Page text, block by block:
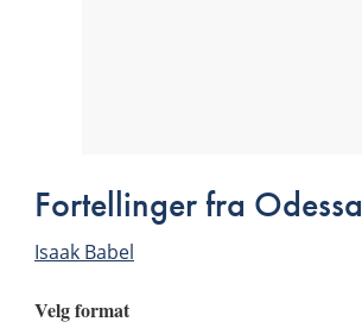
Fortellinger fra Odessa
Isaak Babel
Velg format